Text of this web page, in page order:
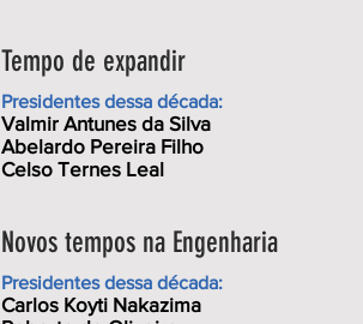
Tempo de expandir
Presidentes dessa década:
Valmir Antunes da Silva
Abelardo Pereira Filho
Celso Ternes Leal
Novos tempos na Engenharia
Presidentes dessa década:
Carlos Koyti Nakazima